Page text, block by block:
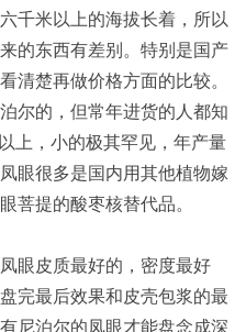
千米以上的海拔长着，所以
的东西有差别。特别是国产
清楚再做价格方面的比较。
尔的，但常年进货的人都知
上，小的极其罕见，年产量
眼很多是国内用其他植物嫁
菩提的酸枣核替代品。
眼皮质最好的，密度最好
完最后效果和皮壳包浆的最
尼泊尔的凤眼才能盘念成深